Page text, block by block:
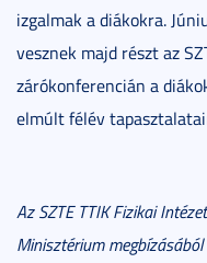
izgalmak a diákokra.
vesznek majd részt az
zárókonferencián a
elmúlt félév
Az SZTE TTIK Fizikai
Minisztérium